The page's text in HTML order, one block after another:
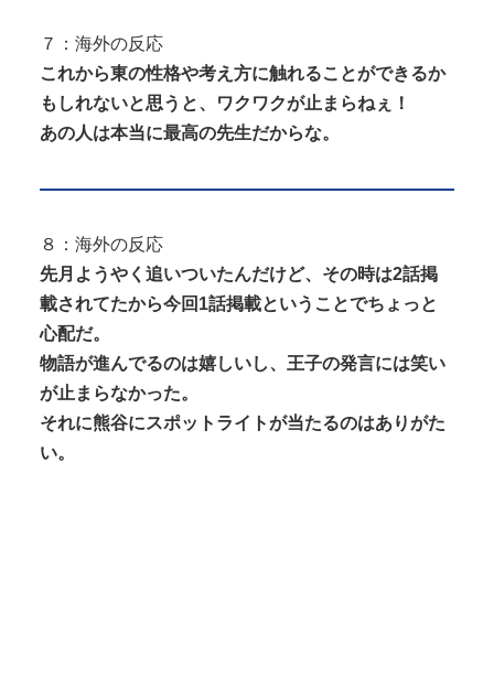
７：海外の反応
これから東の性格や考え方に触れることができるか
もしれないと思うと、ワクワクが止まらねぇ！
あの人は本当に最高の先生だからな。
８：海外の反応
先月ようやく追いついたんだけど、その時は2話掲
載されてたから今回1話掲載ということでちょっと
心配だ。
物語が進んでるのは嬉しいし、王子の発言には笑い
が止まらなかった。
それに熊谷にスポットライトが当たるのはありがた
い。